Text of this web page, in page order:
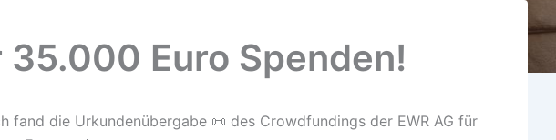
35.000 Euro Spenden!
fand die Urkundenübergabe 📜 des Crowdfundings der EWR AG für